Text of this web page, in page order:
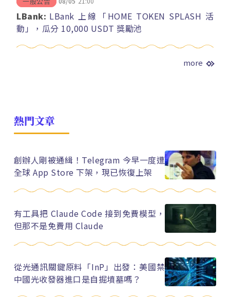
LBank: LBank 上線「HOME TOKEN SPLASH 活
動」，瓜分 10,000 USDT 獎勵池
more
熱門文章
創辦人剛被通緝！Telegram 今早一度遭
全球 App Store 下架，現已恢復上架
有工具把 Claude Code 接到免費模型，
但那不是免費用 Claude
從光通訊關鍵原料「InP」出發：美國禁
中國光收發器進口是自掘墳墓嗎？